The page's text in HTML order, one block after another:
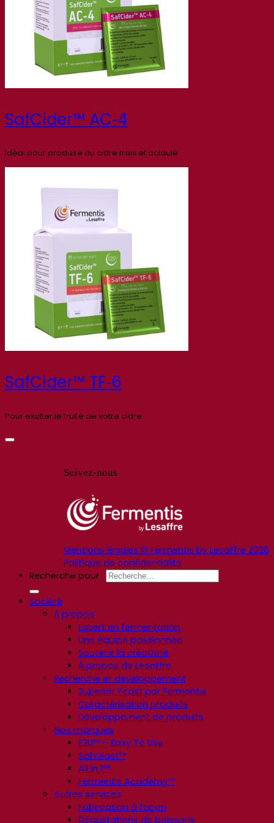
SafCider™ AC‑4
Idéal pour produire du cidre frais et acidulé
SafCider™ TF‑6
Pour exalter le fruité de votre cidre
Suivez-nous
Mentions légales © Fermentis by Lesaffre 2026
Politique de confidentialité
Recherche pour :
Société
À propos
Expert en fermentation
Une équipe passionnée
Soutenir la créativité
À propos de Lesaffre
Recherche et développement
Superior Yeast par Fermentis
Caractérisation produits
Développement de produits
Nos marques
E2U™ – Easy To Use
SafYeast™
All In 1™
Fermentis Academy™
Autres services
Fabrication à façon
Dégustations de boissons